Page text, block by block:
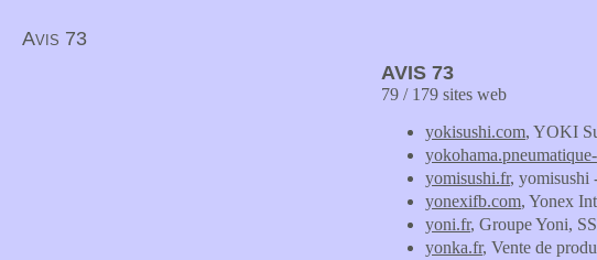
Avis 73
AVIS 73
79 / 179 sites web
yokisushi.com, YOKI
yomisushi.fr, yomisushi
yonexifb.com, Yonex
yoni.fr, Groupe Yoni,
yonka.fr, Vente de